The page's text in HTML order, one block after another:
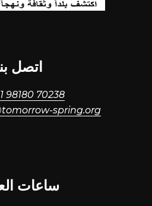
اتصل
98180 70238
spring.org
ساعات